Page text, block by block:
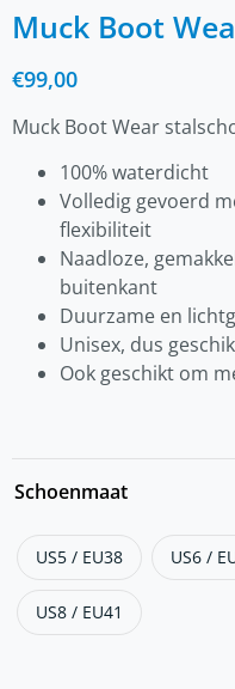
Muck Boot
€99,00
Muck Boot Wear
100% waterdicht
Volledig gevoerd
flexibiliteit
Naadloze,
buitenkant
Duurzame en
Unisex, dus
Ook geschikt om
Schoenmaat
US5 / EU38 US6 /
US8 / EU41